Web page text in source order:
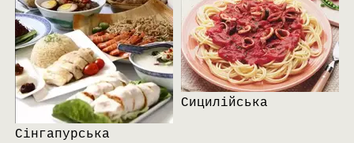
Сінгапурська
Сицилійська